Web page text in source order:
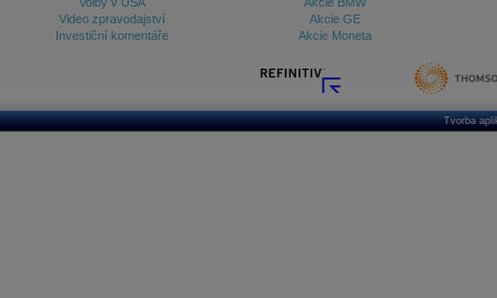
Video zpravodajství
Investiční komentáře
Akcie GE
Akcie Moneta
Tvorba